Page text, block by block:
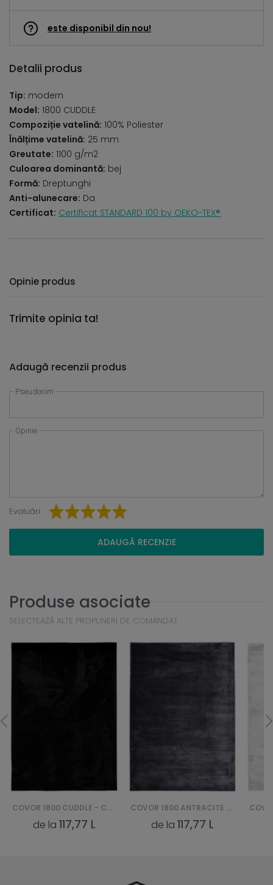
este disponibil din nou!
Detalii produs
Tip: modern
Model: 1800 CUDDLE
Compoziție vatelină: 100% Poliester
Înălțime vatelină: 25 mm
Greutate: 1100 g/m2
Culoarea dominantă: bej
Formă: Dreptunghi
Anti-alunecare: Da
Certificat: Certificat STANDARD 100 by OEKO-TEX®
Opinie produs
Trimite opinia ta!
Adaugă recenzii produs
Pseudonim
Opinie
Evaluări:
ADAUGĂ RECENZIE
Produse asociate
SELECTEAZĂ ALTE PROPUNERI DE COMANDAT
COVOR 1800 CUDDLE - CZARNY
de la 117,77 L
COVOR 1800 ANTRACITE CUDDLE
de la117,77 L